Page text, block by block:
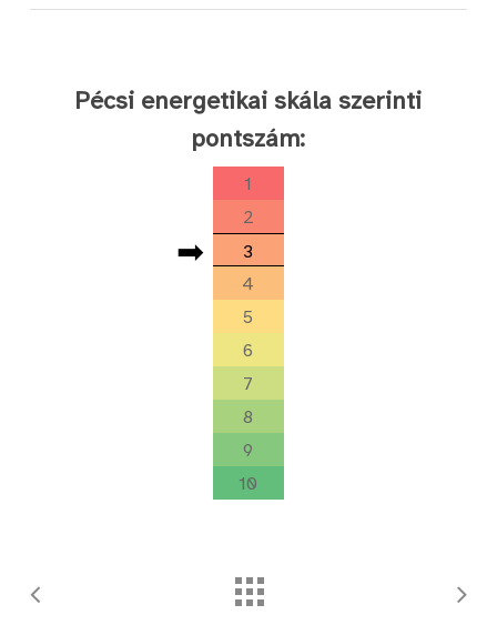
Pécsi energetikai skála szerinti
pontszám:
1
2
➡
3
4
5
6
7
8
9
10